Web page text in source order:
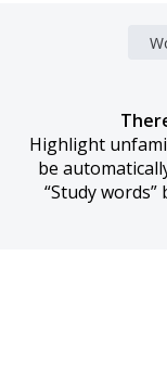
Highlight
be
“Study